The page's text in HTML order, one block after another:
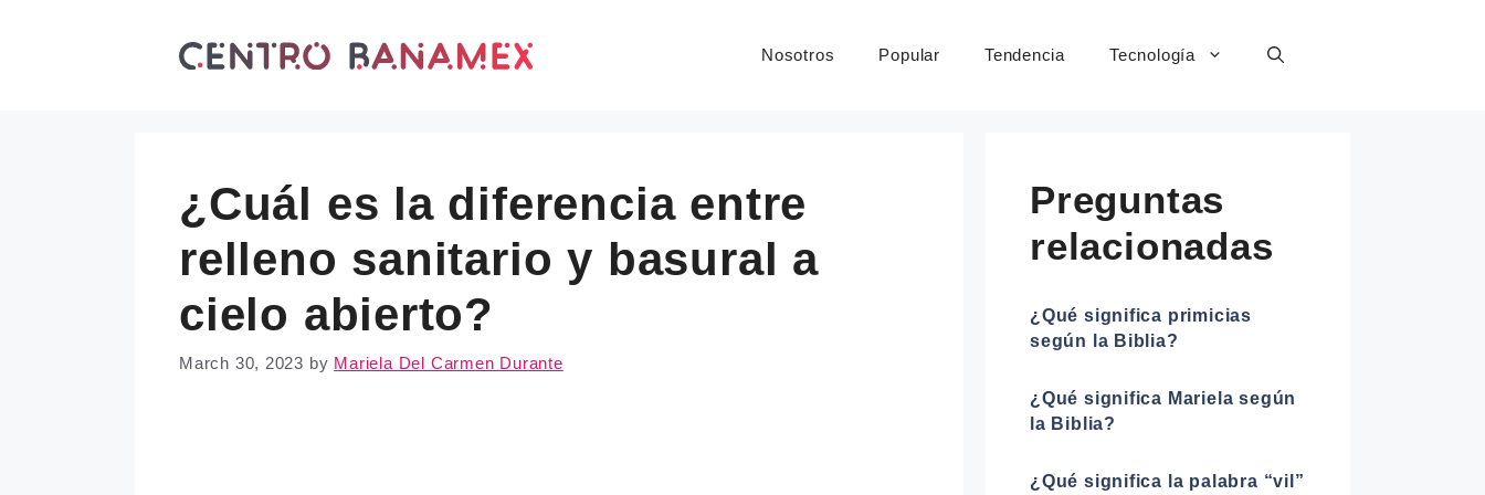
Nosotros Popular Tendencia Tecnología
¿Cuál es la diferencia entre
relleno sanitario y basural a
cielo abierto?
March 30, 2023 by Mariela Del Carmen Durante
Preguntas
relacionadas
¿Qué significa primicias
según la Biblia?
¿Qué significa Mariela según
la Biblia?
¿Qué significa la palabra “vil”